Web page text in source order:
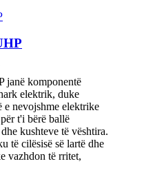
janë komponentë
elektrik, duke
e nevojshme elektrike
t'i bërë ballë
kushteve të vështira.
të cilësisë së lartë dhe
vazhdon të rritet,